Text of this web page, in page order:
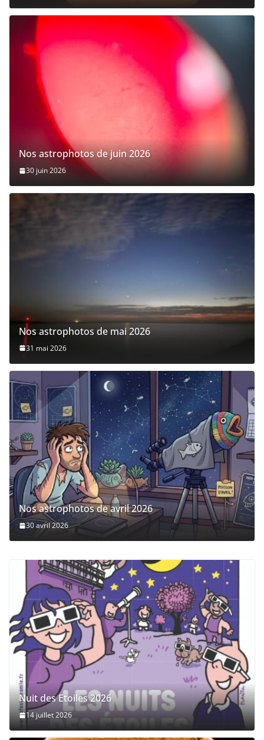
Nos astrophotos de juin 2026
30 juin 2026
Nos astrophotos de mai 2026
31 mai 2026
Nos astrophotos de avril 2026
30 avril 2026
Nuit des Etoiles 2026
14 juillet 2026